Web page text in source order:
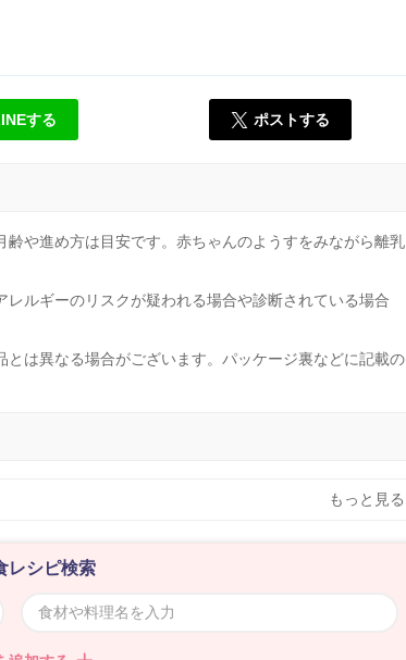
する ポストする
や進め方は目安です。赤ちゃんのようすをみながら離乳
ルギーのリスクが疑われる場合や診断されている場合
は異なる場合がございます。パッケージ裏などに記載の
もっと見る
レシピ検索